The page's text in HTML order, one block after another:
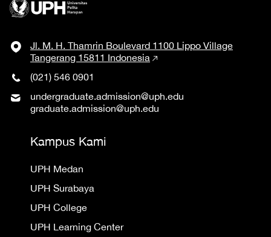
Jl. M. H. Thamrin Boulevard 1100 Lippo Village
Tangerang 15811 Indonesia
(021) 546 0901
undergraduate.admission@uph.edu
graduate.admission@uph.edu
Kampus Kami
UPH Medan
UPH Surabaya
UPH College
UPH Learning Center